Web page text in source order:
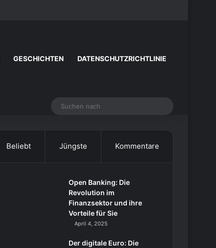
GESCHICHTEN DATENSCHUTZRICHTLINIE
Beliebt Jüngste Kommentare
Open Banking: Die
Revolution im
Finanzsektor und ihre
Vorteile für Sie
April 4, 2025
Der digitale Euro: Die